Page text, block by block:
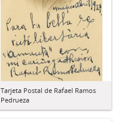
Tarjeta Postal de Rafael Ramos
Pedrueza